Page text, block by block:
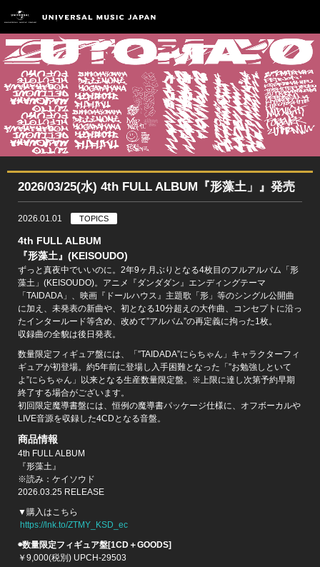
2026/03/25(水) 4th FULL ALBUM『形藻土」』発売
2026.01.01 TOPICS
4th FULL ALBUM
『形藻土』(KEISOUDO)
ずっと真夜中でいいのに。2年9ヶ月ぶりとなる4枚目のフルアルバム「形
藻土」(KEISOUDO)。アニメ『ダンダダン』エンディングテーマ
「TAIDADA」、映画『ドールハウス』主題歌「形」等のシングル公開曲
に加え、未発表の新曲や、初となる10分超えの大作曲、コンセプトに沿っ
たインタールード等含め、改めて”アルバム”の再定義に拘った1枚。
収録曲の全貌は後日発表。
数量限定フィギュア盤には、「”TAIDADA”にらちゃん」キャラクターフィ
ギュアが初登場。約5年前に登場し入手困難となった「”お勉強しといて
よ”にらちゃん」以来となる生産数量限定盤。※上限に達し次第予約早期
終了する場合がございます。
初回限定魔導書盤には、恒例の魔導書パッケージ仕様に、オフボーカルや
LIVE音源を収録した4CDとなる音盤。
商品情報
4th FULL ALBUM
『形藻土』
※読み：ケイソウド
2026.03.25 RELEASE
▼購入はこちら
https://lnk.to/ZTMY_KSD_ec
◉数量限定フィギュア盤[1CD＋GOODS]
￥9,000(税別) UPCH-29503